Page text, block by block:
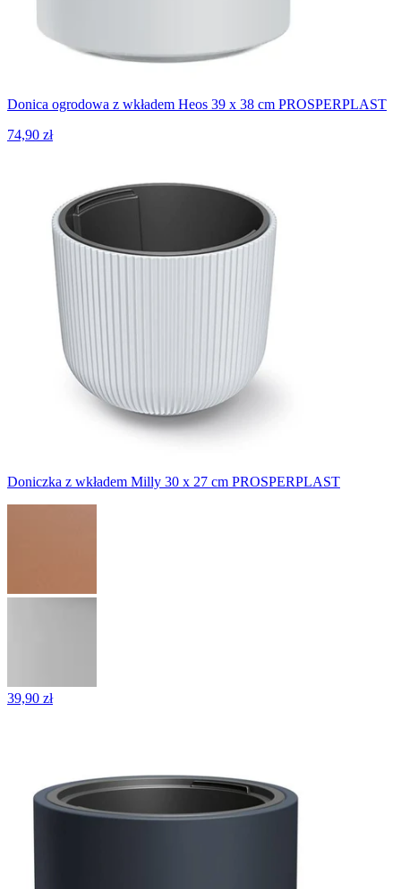
Donica ogrodowa z wkładem Heos 39 x 38 cm PROSPERPLAST
74,90 zł
Doniczka z wkładem Milly 30 x 27 cm PROSPERPLAST
39,90 zł